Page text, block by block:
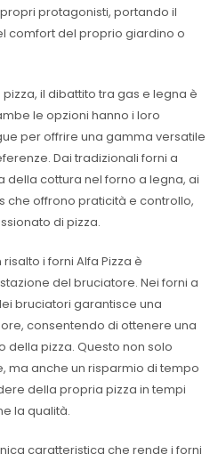
protagonisti, portando il
comfort del proprio giardino o
il dibattito tra gas e legna è
le opzioni hanno i loro
per offrire una gamma versatile
Dai tradizionali forni a
della cottura nel forno a legna, ai
che offrono praticità e controllo,
di pizza.
i forni Alfa Pizza è
del bruciatore. Nei forni a
bruciatori garantisce una
consentendo di ottenere una
della pizza. Questo non solo
ma anche un risparmio di tempo
della propria pizza in tempi
la qualità.
caratteristica che rende i forni